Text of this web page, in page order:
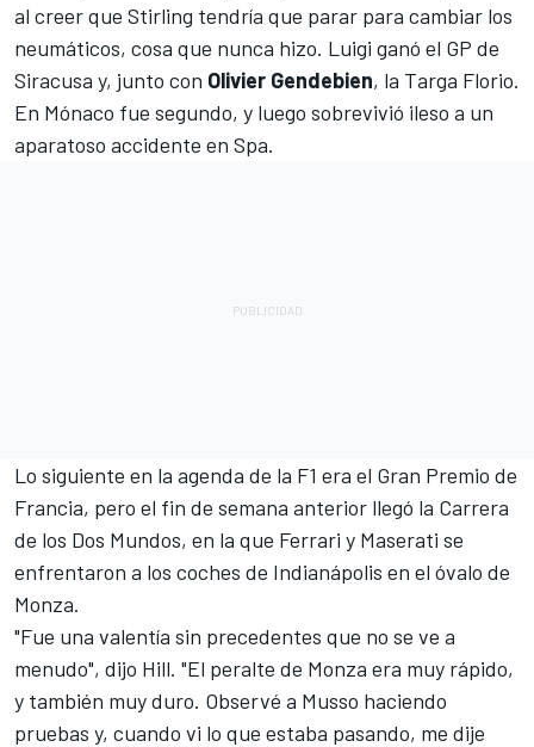
al creer que Stirling tendría que parar para cambiar los
neumáticos, cosa que nunca hizo. Luigi ganó el GP de
Siracusa y, junto con Olivier Gendebien, la Targa Florio.
En Mónaco fue segundo, y luego sobrevivió ileso a un
aparatoso accidente en Spa.
Lo siguiente en la agenda de la F1 era el Gran Premio de
Francia, pero el fin de semana anterior llegó la Carrera
de los Dos Mundos, en la que Ferrari y Maserati se
enfrentaron a los coches de Indianápolis en el óvalo de
Monza.
"Fue una valentía sin precedentes que no se ve a
menudo", dijo Hill. "El peralte de Monza era muy rápido,
y también muy duro. Observé a Musso haciendo
pruebas y, cuando vi lo que estaba pasando, me dije